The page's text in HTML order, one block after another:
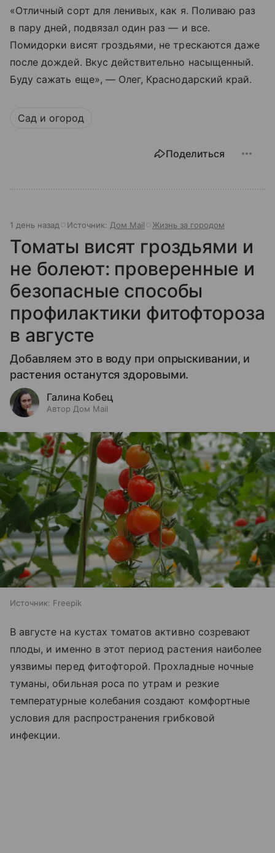
«Отличный сорт для ленивых, как я. Поливаю раз
в пару дней, подвязал один раз — и все.
Помидорки висят гроздьями, не трескаются даже
после дождей. Вкус действительно насыщенный.
Буду сажать еще», — Олег, Краснодарский край.
Сад и огород
Поделиться
1 день назад Источник: Дом Mail Жизнь за городом
Томаты висят гроздьями и
не болеют: проверенные и
безопасные способы
профилактики фитофтороза
в августе
Добавляем это в воду при опрыскивании, и
растения останутся здоровыми.
Галина Кобец
Автор Дом Mail
Источник: Freepik
В августе на кустах томатов активно созревают
плоды, и именно в этот период растения наиболее
уязвимы перед фитофторой. Прохладные ночные
туманы, обильная роса по утрам и резкие
температурные колебания создают комфортные
условия для распространения грибковой
инфекции.